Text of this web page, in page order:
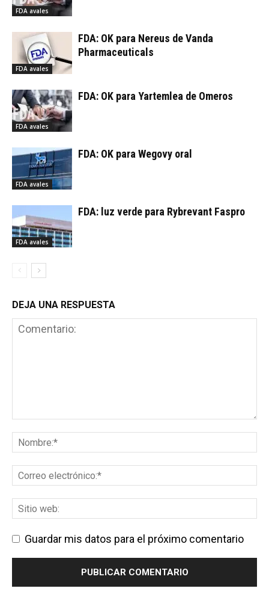
FDA avales
FDA avales
FDA: OK para Nereus de Vanda
Pharmaceuticals
FDA avales
FDA: OK para Yartemlea de Omeros
FDA avales
FDA: OK para Wegovy oral
FDA avales
FDA: luz verde para Rybrevant Faspro
DEJA UNA RESPUESTA
Guardar mis datos para el próximo comentario